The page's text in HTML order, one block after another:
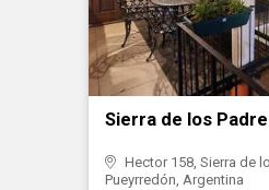
Sierra de los
Hector 158, Sierra de
Pueyrredón, Argentina